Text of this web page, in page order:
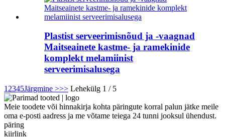
Plastist serveerimisnõud ja -vaagnad
Maitseainete kastme- ja ramekinide
komplekt melamiinist
serveerimisalusega
1 2345Järgmine >>> Lehekülg 1 / 5
Meie toodete või hinnakirja kohta päringute korral palun jätke meile
oma e-posti aadress ja me võtame teiega 24 tunni jooksul ühendust.
päring
kiirlink